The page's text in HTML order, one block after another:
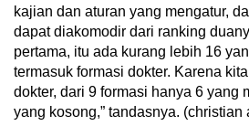
kajian dan aturan yang mengatur,
dapat diakomodir dari ranking
pertama, itu ada kurang lebih 16
termasuk formasi dokter. Karena
dokter, dari 9 formasi hanya 6 yang
yang kosong,” tandasnya. (christian